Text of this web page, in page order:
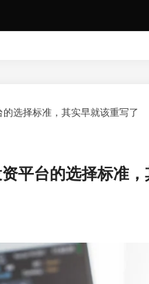
选择标准，其实早就该重写了
平台的选择标准